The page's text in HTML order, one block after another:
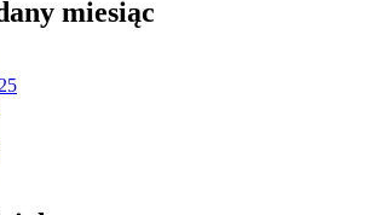
miesiąc